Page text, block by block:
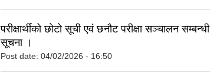
परीक्षार्थीको छोटो सूची एवं छनौट परीक्षा सञ्चालन सम्बन्धी
सूचना ।
Post date: 04/02/2026 - 16:50